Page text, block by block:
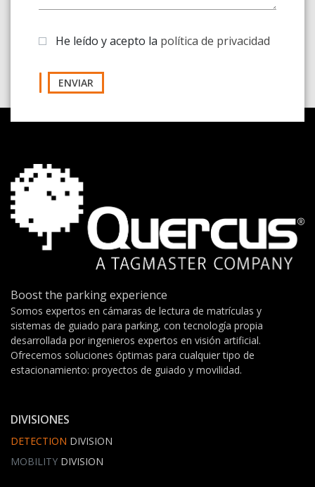
He leído y acepto la política de privacidad
ENVIAR
Boost the parking experience
Somos expertos en cámaras de lectura de matrículas y
sistemas de guiado para parking, con tecnología propia
desarrollada por ingenieros expertos en visión artificial.
Ofrecemos soluciones óptimas para cualquier tipo de
estacionamiento: proyectos de guiado y movilidad.
DIVISIONES
DETECTION DIVISION
MOBILITY DIVISION